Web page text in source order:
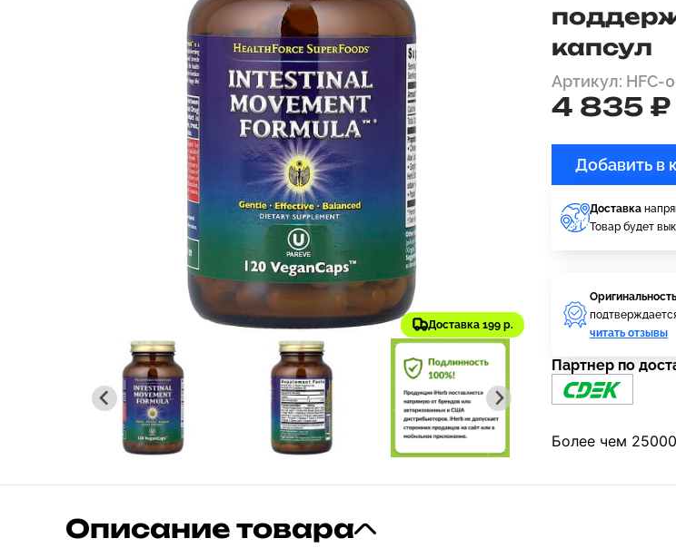
Доставка 199 р.
капсул
Артикул: HFC-
4 835 ₽
Добавить в
Доставка
Товар будет
читать отзывы
Партнер по
Более чем
Описание товара